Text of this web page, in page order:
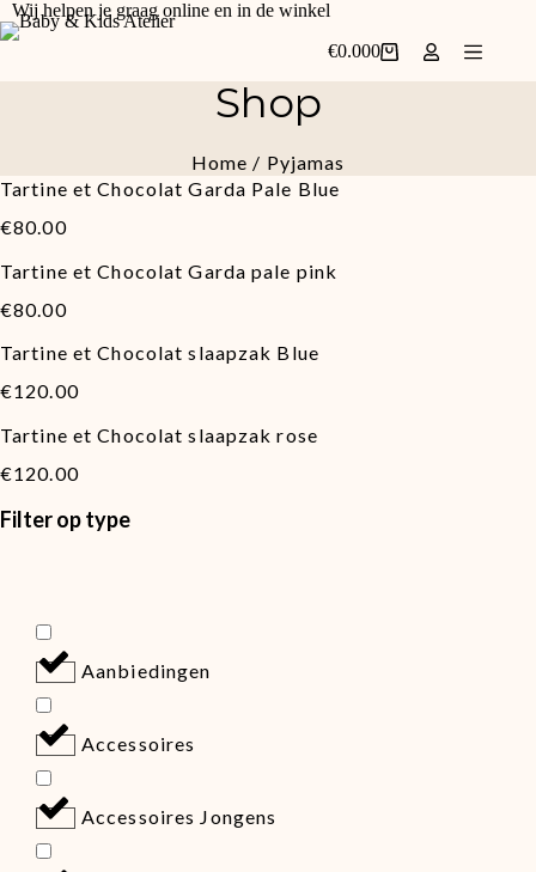
Ga
naar
Wij helpen je graag online en in de winkel
Winkelwagen
€0.000
Shop
Home / Pyjamas
Tartine et Chocolat Garda Pale Blue
€80.00
Tartine et Chocolat Garda pale pink
€80.00
Tartine et Chocolat slaapzak Blue
€120.00
Tartine et Chocolat slaapzak rose
€120.00
Filter op type
Aanbiedingen
Accessoires
Accessoires Jongens